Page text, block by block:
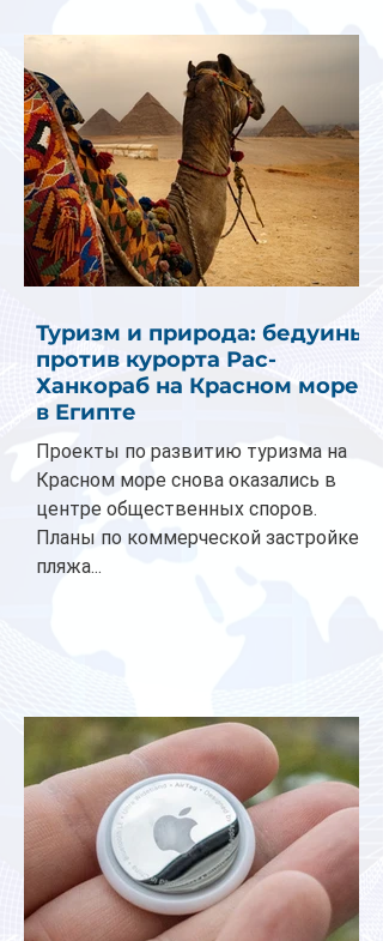
Туризм и природа: бедуины
против курорта Рас-
Ханкораб на Красном море
в Египте
Проекты по развитию туризма на
Красном море снова оказались в
центре общественных споров.
Планы по коммерческой застройке
пляжа...